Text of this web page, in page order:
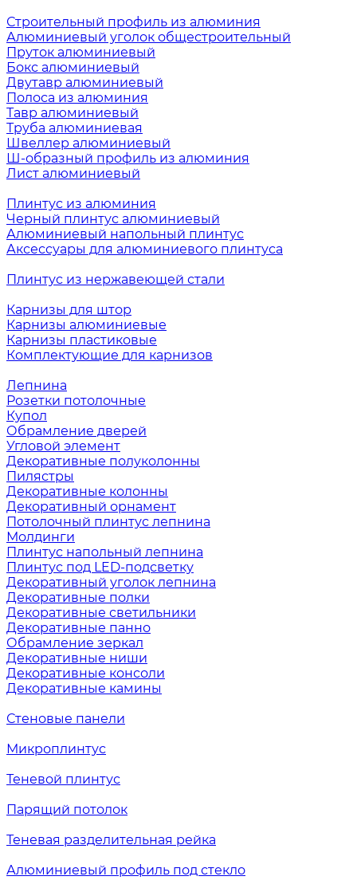
Строительный профиль из алюминия
Алюминиевый уголок общестроительный
Пруток алюминиевый
Бокс алюминиевый
Двутавр алюминиевый
Полоса из алюминия
Тавр алюминиевый
Труба алюминиевая
Швеллер алюминиевый
Ш-образный профиль из алюминия
Лист алюминиевый
Плинтус из алюминия
Черный плинтус алюминиевый
Алюминиевый напольный плинтус
Аксессуары для алюминиевого плинтуса
Плинтус из нержавеющей стали
Карнизы для штор
Карнизы алюминиевые
Карнизы пластиковые
Комплектующие для карнизов
Лепнина
Розетки потолочные
Купол
Обрамление дверей
Угловой элемент
Декоративные полуколонны
Пилястры
Декоративные колонны
Декоративный орнамент
Потолочный плинтус лепнина
Молдинги
Плинтус напольный лепнина
Плинтус под LED-подсветку
Декоративный уголок лепнина
Декоративные полки
Декоративные светильники
Декоративные панно
Обрамление зеркал
Декоративные ниши
Декоративные консоли
Декоративные камины
Стеновые панели
Микроплинтус
Теневой плинтус
Парящий потолок
Теневая разделительная рейка
Алюминиевый профиль под стекло